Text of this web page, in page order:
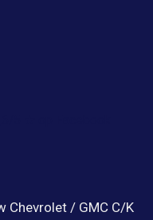
Chevrolet / GMC C/K